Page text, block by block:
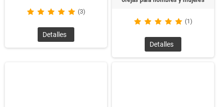
(3)
Detalles
(1)
Detalles